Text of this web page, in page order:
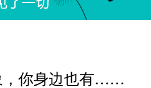
，你身边也有……